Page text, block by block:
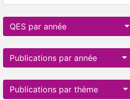
QES par année
Publications par année
Publications par thème